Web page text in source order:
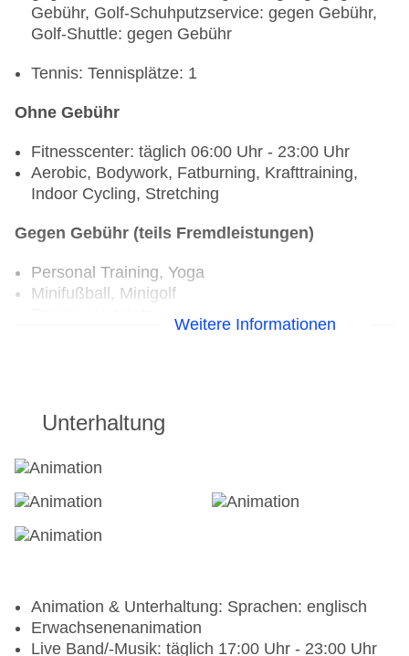
Gebühr, Golf-Schuhputzservice: gegen Gebühr,
Golf-Shuttle: gegen Gebühr
Tennis: Tennisplätze: 1
Ohne Gebühr
Fitnesscenter: täglich 06:00 Uhr - 23:00 Uhr
Aerobic, Bodywork, Fatburning, Krafttraining,
Indoor Cycling, Stretching
Gegen Gebühr (teils Fremdleistungen)
Personal Training, Yoga
Minifußball, Minigolf
Weitere Informationen
Unterhaltung
Animation & Unterhaltung: Sprachen: englisch
Erwachsenenanimation
Live Band/-Musik: täglich 17:00 Uhr - 23:00 Uhr